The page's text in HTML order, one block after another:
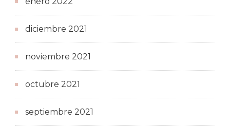
diciembre 2021
noviembre 2021
octubre 2021
septiembre 2021